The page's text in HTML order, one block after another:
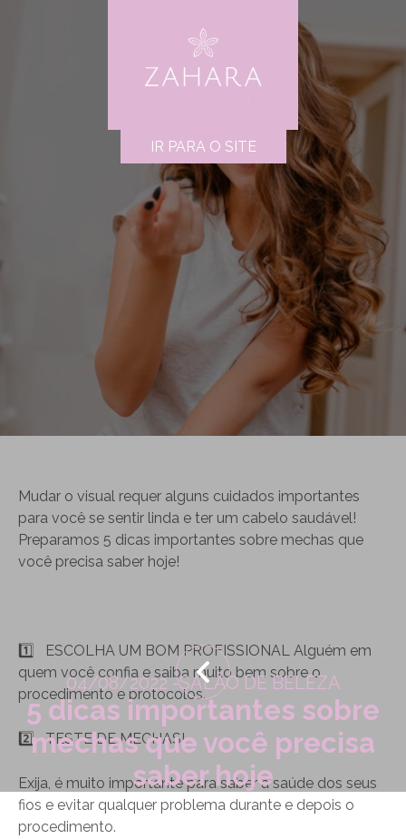
IR PARA O SITE
04/08/2022 -SALÃO DE BELEZA
5 dicas importantes sobre
mechas que você precisa
saber hoje
Mudar o visual requer alguns cuidados importantes
para você se sentir linda e ter um cabelo saudável!
Preparamos 5 dicas importantes sobre mechas que
você precisa saber hoje!
1️
ESCOLHA UM BOM PROFISSIONAL Alguém em
quem você confia e saiba muito bem sobre o
procedimento e protocolos.
2️TESTE DE MECHAS!
Exija, é muito importante para saber a saúde dos seus
fios e evitar qualquer problema durante e depois o
procedimento.